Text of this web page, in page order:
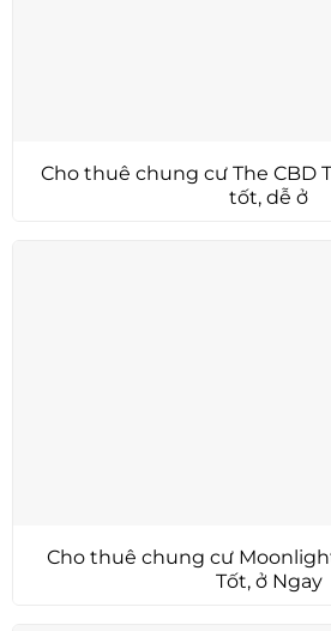
Cho thuê chung cư The CBD
tốt, dễ ở
Cho thuê chung cư
Tốt, ở Ngay